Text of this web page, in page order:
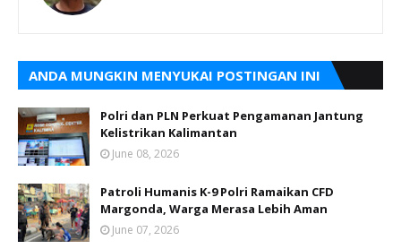
ANDA MUNGKIN MENYUKAI POSTINGAN INI
Polri dan PLN Perkuat Pengamanan Jantung
Kelistrikan Kalimantan
June 08, 2026
Patroli Humanis K-9 Polri Ramaikan CFD
Margonda, Warga Merasa Lebih Aman
June 07, 2026